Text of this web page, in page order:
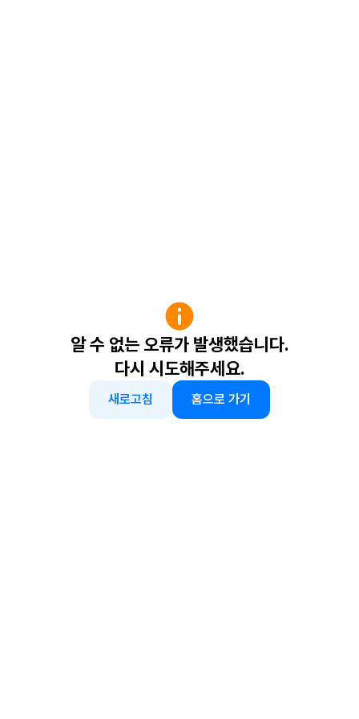
알 수 없는 오류가 발생했습니다.
다시 시도해주세요.
새로고침 홈으로 가기